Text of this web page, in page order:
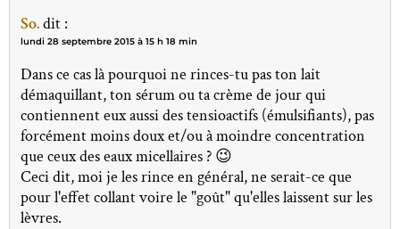
So.dit :
lundi 28 septembre 2015 à 15 h 18 min
Dans ce cas là pourquoi ne rinces-tu pas ton lait
démaquillant, ton sérum ou ta crème de jour qui
contiennent eux aussi des tensioactifs (émulsifiants), pas
forcément moins doux et/ou à moindre concentration
que ceux des eaux micellaires ? 😉
Ceci dit, moi je les rince en général, ne serait-ce que
pour l'effet collant voire le "goût" qu'elles laissent sur les
lèvres.